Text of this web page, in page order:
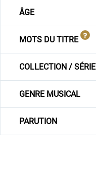
ÂGE
MOTS DU TITRE
COLLECTION / SÉRIE
GENRE MUSICAL
PARUTION